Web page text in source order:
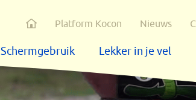
Schermgebruik Lekker in je vel
HomePlatform Kocon Nieuws